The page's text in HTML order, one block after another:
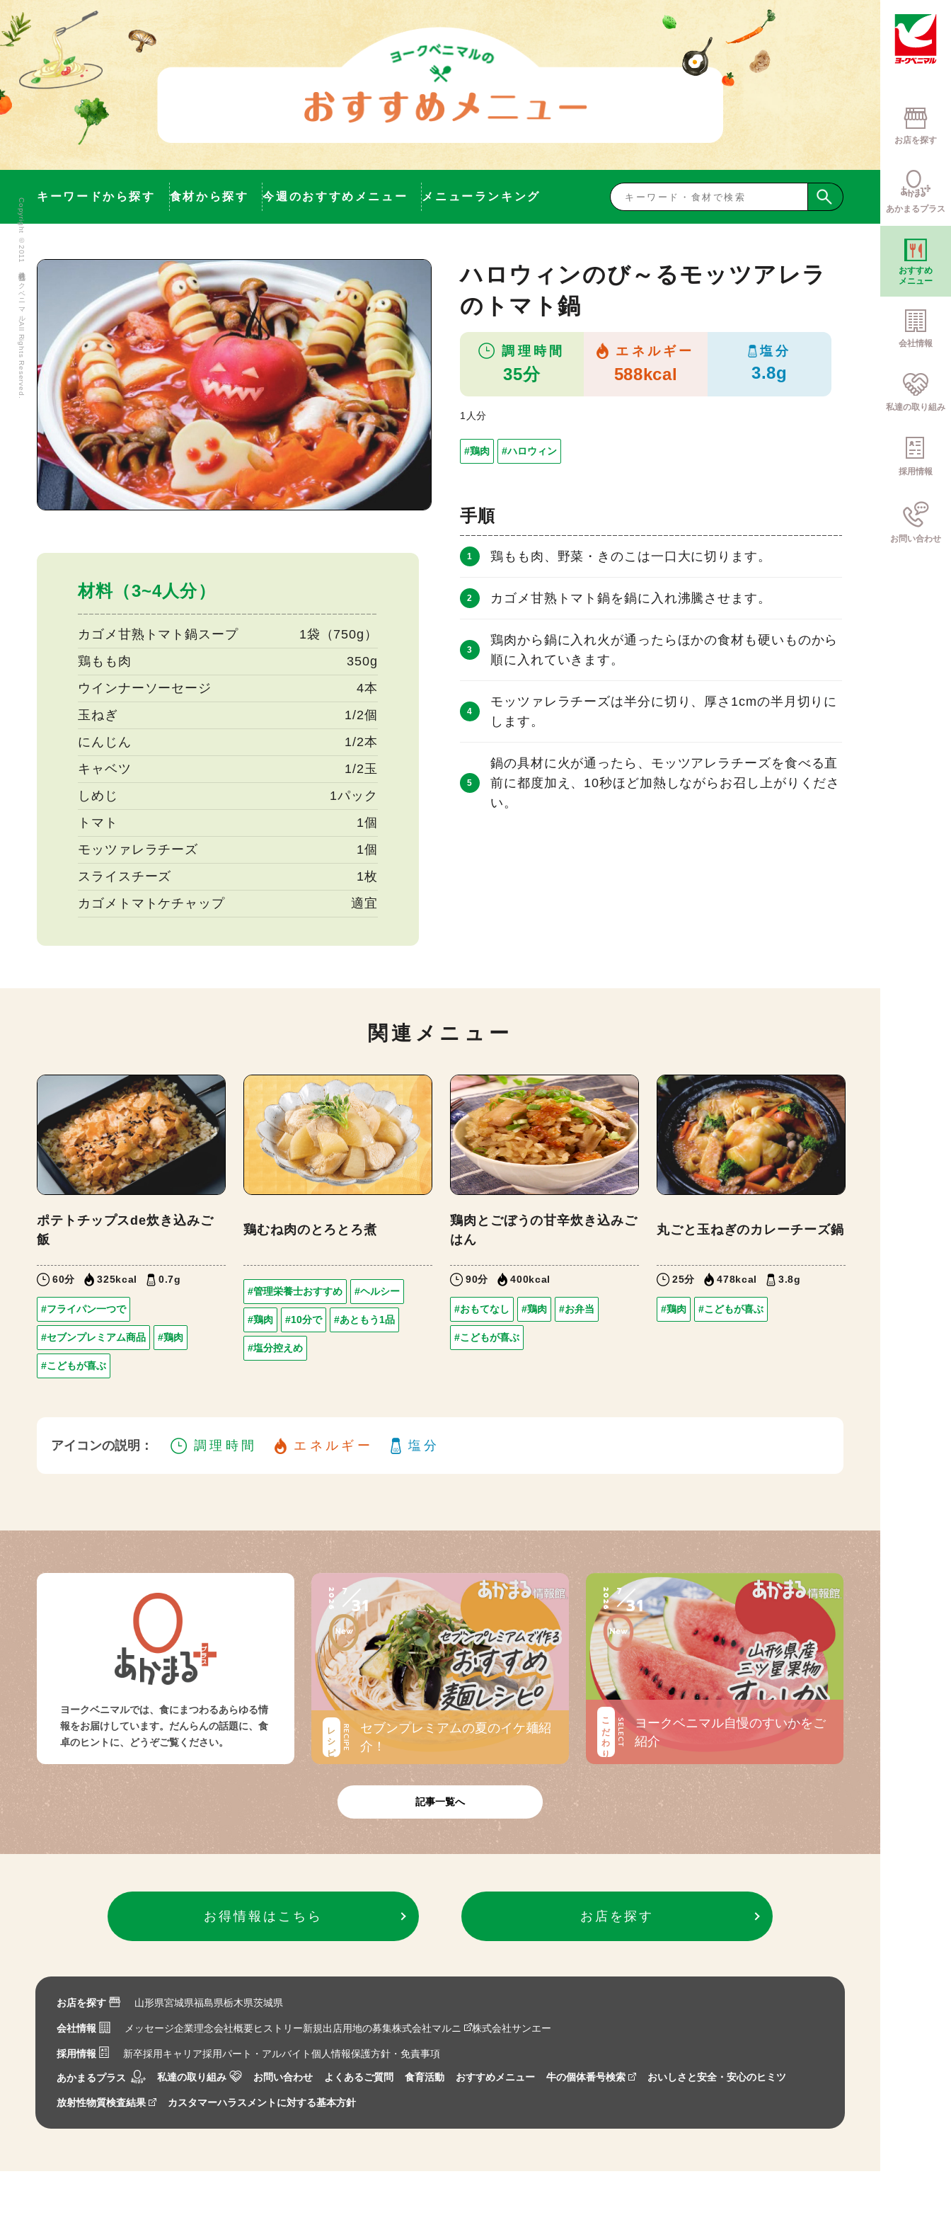
お店を探す
あかまるプラス
おすすめ
メニュー
会社情報
私達の取り組み
採用情報
お問い合わせ
キーワードから探す 食材から探す 今週のおすすめメニュー メニューランキング
材料（3~4人分）
カゴメ甘熟トマト鍋スープ
1袋（750g）
鶏もも肉
350g
ウインナーソーセージ
4本
玉ねぎ
1/2個
にんじん
1/2本
キャベツ
1/2玉
しめじ
1パック
トマト
1個
モッツァレラチーズ
1個
スライスチーズ
1枚
カゴメトマトケチャップ
適宜
ハロウィンのび～るモッツアレラ
のトマト鍋
調理時間
35分
エネルギー
588kcal
塩分
3.8g
1人分
#鶏肉 #ハロウィン
手順
鶏もも肉、野菜・きのこは一口大に切ります。
カゴメ甘熟トマト鍋を鍋に入れ沸騰させます。
鶏肉から鍋に入れ火が通ったらほかの食材も硬いものから
順に入れていきます。
モッツァレラチーズは半分に切り、厚さ1cmの半月切りに
します。
鍋の具材に火が通ったら、モッツアレラチーズを食べる直
前に都度加え、10秒ほど加熱しながらお召し上がりくださ
い。
関連メニュー
ポテトチップスde炊き込みご
飯
60分 325kcal 0.7g
#フライパン一つで
#セブンプレミアム商品 #鶏肉
#こどもが喜ぶ
鶏むね肉のとろとろ煮
#管理栄養士おすすめ #ヘルシー
#鶏肉 #10分で #あともう1品
#塩分控えめ
鶏肉とごぼうの甘辛炊き込みご
はん
90分 400kcal
#おもてなし #鶏肉 #お弁当
#こどもが喜ぶ
丸ごと玉ねぎのカレーチーズ鍋
25分 478kcal 3.8g
#鶏肉 #こどもが喜ぶ
アイコンの説明： 調理時間 エネルギー 塩分
ヨークベニマルでは、食にまつわるあらゆる情
報をお届けしています。だんらんの話題に、食
卓のヒントに、どうぞご覧ください。
2026 7
31
レシピ RECIPE
セブンプレミアムの夏のイケ麺紹
介！
2026 7
31
こだわり SELECT
ヨークベニマル自慢のすいかをご
紹介
記事一覧へ
お得情報はこちら お店を探す
お店を探す 山形県宮城県福島県栃木県茨城県
会社情報 メッセージ企業理念会社概要ヒストリー新規出店用地の募集株式会社マルニ 株式会社サンエー
採用情報 新卒採用キャリア採用パート・アルバイト個人情報保護方針・免責事項
あかまるプラス 私達の取り組み お問い合わせ よくあるご質問 食育活動 おすすめメニュー 牛の個体番号検索 おいしさと安全・安心のヒミツ
放射性物質検査結果 カスタマーハラスメントに対する基本方針
Copyright ©2011 株式会社ヨークベニマル All Rights Reserved.